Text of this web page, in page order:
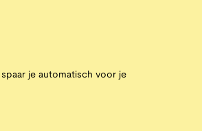
je automatisch voor je